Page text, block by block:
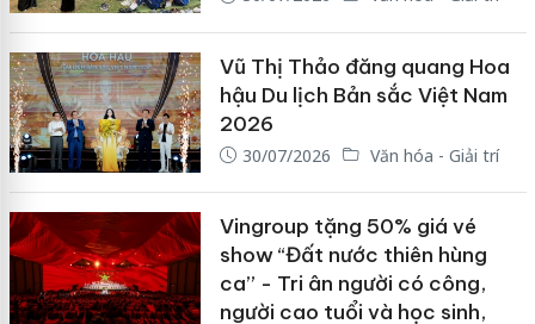
Vũ Thị Thảo đăng quang Hoa
hậu Du lịch Bản sắc Việt Nam
2026
30/07/2026 Văn hóa - Giải trí
Vingroup tặng 50% giá vé
show “Đất nước thiên hùng
ca” - Tri ân người có công,
người cao tuổi và học sinh,